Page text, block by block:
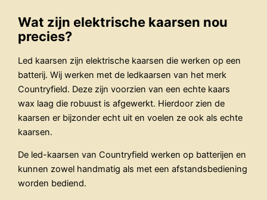
Wat zijn elektrische kaarsen nou
precies?
Led kaarsen zijn elektrische kaarsen die werken op een
batterij. Wij werken met de ledkaarsen van het merk
Countryfield. Deze zijn voorzien van een echte kaars
wax laag die robuust is afgewerkt. Hierdoor zien de
kaarsen er bijzonder echt uit en voelen ze ook als echte
kaarsen.
De led-kaarsen van Countryfield werken op batterijen en
kunnen zowel handmatig als met een afstandsbediening
worden bediend.